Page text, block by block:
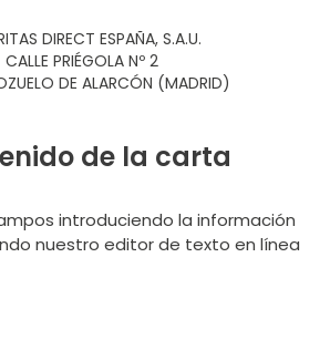
DIRECT ESPAÑA, S.A.U.
CALLE PRIÉGOLA Nº 2
DE ALARCÓN (MADRID)
de la carta
introduciendo la información
nuestro editor de texto en línea